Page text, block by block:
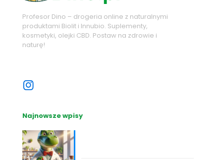
Profesor Dino – drogeria online z naturalnymi
produktami Biolit i Innubio. Suplementy,
kosmetyki, olejki CBD. Postaw na zdrowie i
naturę!
Najnowsze wpisy